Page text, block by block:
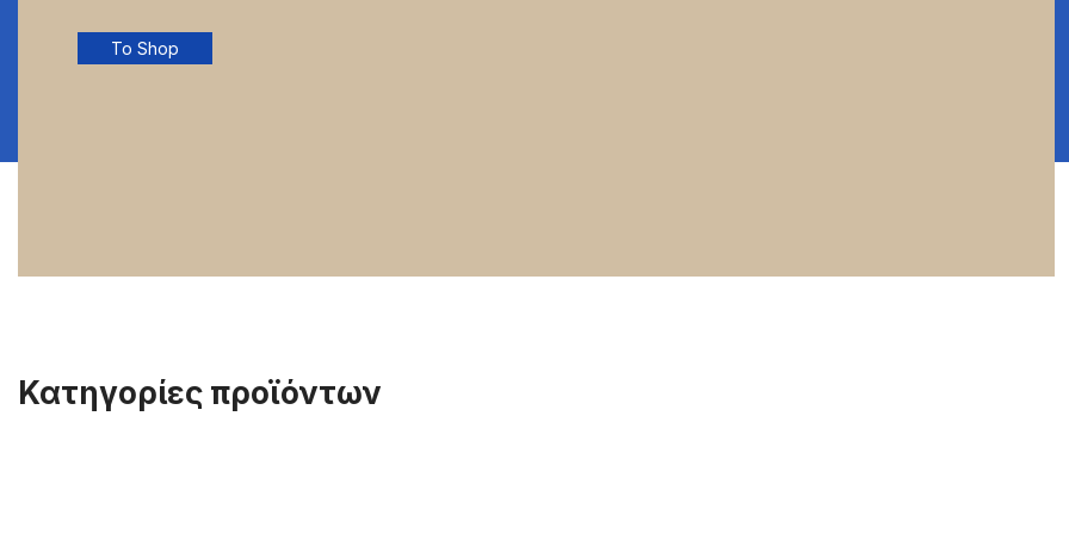
To Shop
Κατηγορίες προϊόντων